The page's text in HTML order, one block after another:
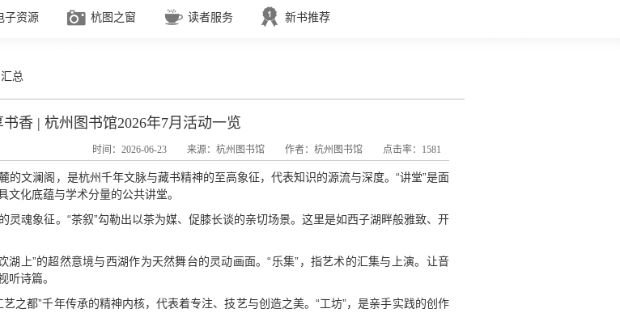
子资源 杭图之窗 读者服务 新书推荐
汇总
书香 | 杭州图书馆2026年7月活动一览
时间：2026-06-23 来源：杭州图书馆 作者：杭州图书馆 点击率：1581
的文澜阁，是杭州千年文脉与藏书精神的至高象征，代表知识的源流与深度。“讲堂”是面
化底蕴与学术分量的公共讲堂。
灵魂象征。“茶叙”勾勒出以茶为媒、促膝长谈的亲切场景。这里是如西子湖畔般雅致、开
湖上”的超然意境与西湖作为天然舞台的灵动画面。“乐集”，指艺术的汇集与上演。让音
听诗篇。
艺之都”千年传承的精神内核，代表着专注、技艺与创造之美。“工坊”，是亲手实践的创作